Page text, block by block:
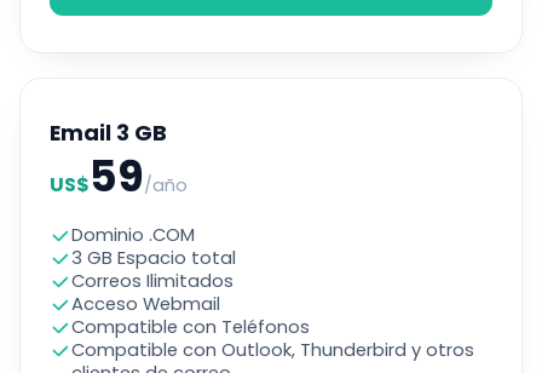
Email 3 GB
US$59/año
Dominio .COM
3 GB Espacio total
Correos Ilimitados
Acceso Webmail
Compatible con Teléfonos
Compatible con Outlook, Thunderbird y otros